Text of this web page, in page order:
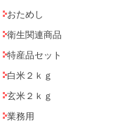
おためし
衛生関連商品
特産品セット
白米２ｋｇ
玄米２ｋｇ
業務用